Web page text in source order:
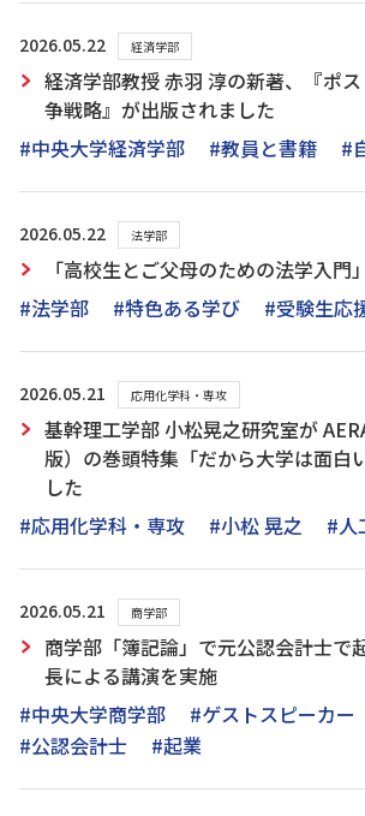
2026.05.22 経済学部
経済学部教授 赤羽 淳の新著、『ポ
争戦略』が出版されました
#中央大学経済学部
#教員と書籍 #
2026.05.22 法学部
「高校生とご父母のための法学入門
#法学部
#特色ある学び #受験生応
2026.05.21 応用化学科・専攻
基幹理工学部 小松晃之研究室が
版）の巻頭特集「だから大学は面白
した
#応用化学科・専攻
#小松 晃之 #人
2026.05.21 商学部
商学部「簿記論」で元公認会計士で
長による講演を実施
#中央大学商学部
#ゲストスピーカー
#公認会計士
#起業